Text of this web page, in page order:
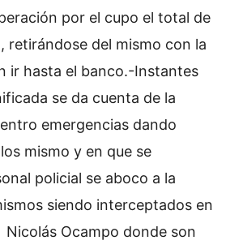
por el cupo el total de
retirándose del mismo con la
ir hasta el banco.-Instantes
se da cuenta de la
emergencias dando
mismo y en que se
policial se aboco a la
siendo interceptados en
Ocampo donde son